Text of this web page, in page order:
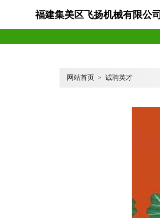
福建集美区飞扬机械有限公司
网站首页 > 诚聘英才